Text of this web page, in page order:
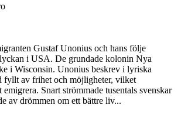
Gustaf Unonius och hans följe
i USA. De grundade kolonin Nya
i Wisconsin. Unonius beskrev i lyriska
fyllt av frihet och möjligheter, vilket
emigrera. Snart strömmade tusentals svenskar
av drömmen om ett bättre liv...